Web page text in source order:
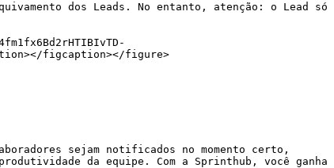
dos Leads. No entanto, atenção: o Lead só
figcaption></figure>
sejam notificados no momento certo,
da equipe. Com a Sprinthub, você ganha